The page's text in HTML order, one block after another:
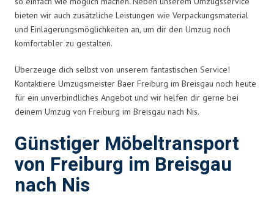
bieten wir auch zusätzliche Leistungen wie Verpackungsmaterial
und Einlagerungsmöglichkeiten an, um dir den Umzug noch
komfortabler zu gestalten.
Überzeuge dich selbst von unserem fantastischen Service!
Kontaktiere Umzugsmeister Baer Freiburg im Breisgau noch heute
für ein unverbindliches Angebot und wir helfen dir gerne bei
deinem Umzug von Freiburg im Breisgau nach Nis.
Günstiger Möbeltransport
von Freiburg im Breisgau
nach Nis